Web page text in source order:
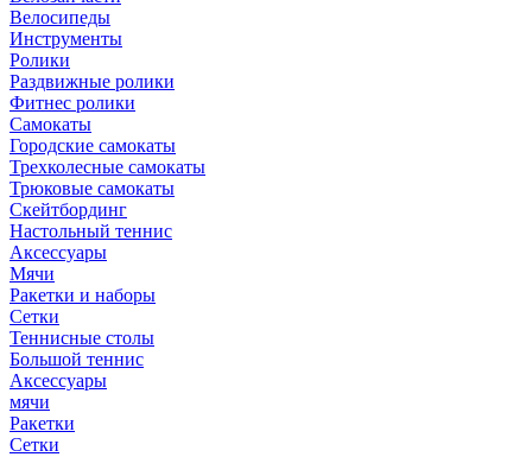
Велосипеды
Инструменты
Ролики
Раздвижные ролики
Фитнес ролики
Самокаты
Городские самокаты
Трехколесные самокаты
Трюковые самокаты
Скейтбординг
Настольный теннис
Аксессуары
Мячи
Ракетки и наборы
Сетки
Теннисные столы
Большой теннис
Аксессуары
мячи
Ракетки
Сетки